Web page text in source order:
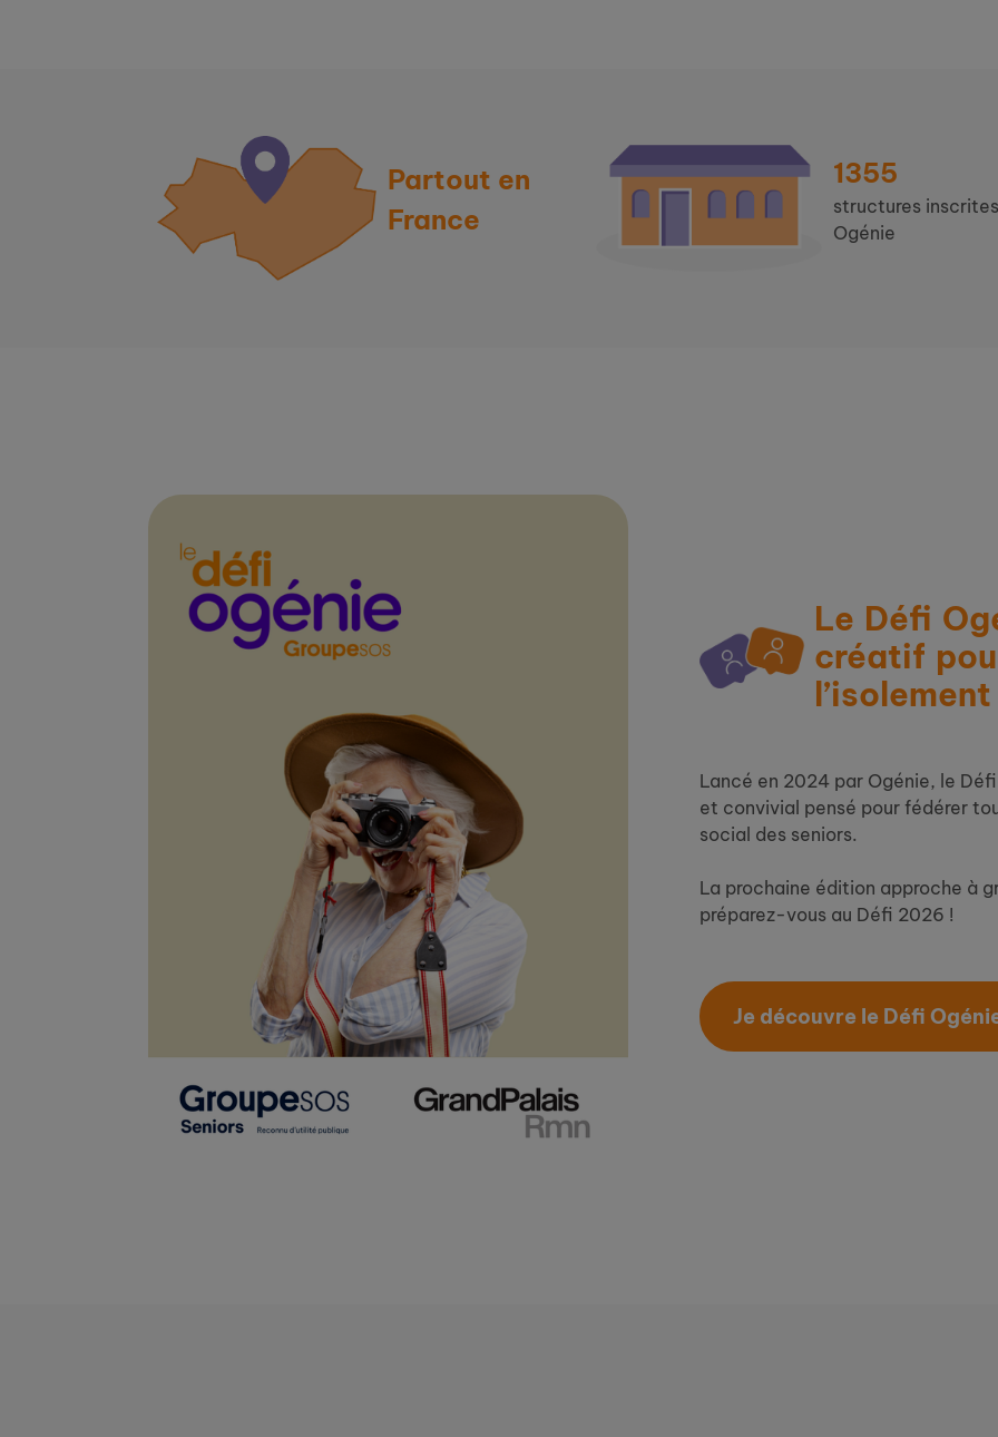
Partout en
France
1355
structures
Ogénie
Le Défi
créatif
Lancé en 2024 par Ogénie, le
et convivial pensé pour fédérer
social des seniors.
La prochaine édition approche à
préparez-vous au Défi 2026 !
Je découvre le Défi